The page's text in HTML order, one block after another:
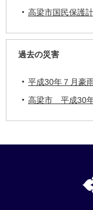
高梁市国民保護
過去の災害
平成30年７月豪
高梁市 平成30